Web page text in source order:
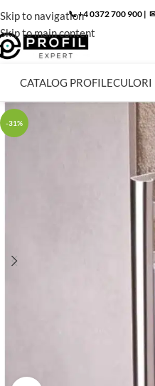
Skip to navigation
Skip to main content
📞 +4 0372 700 900 |
CATALOG PROFILECULORI
-31%